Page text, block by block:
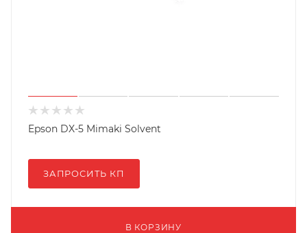
Epson DX-5 Mimaki Solvent
ЗАПРОСИТЬ КП
В КОРЗИНУ